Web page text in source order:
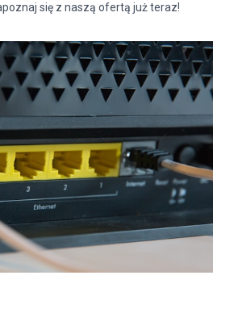
się z naszą ofertą już teraz!